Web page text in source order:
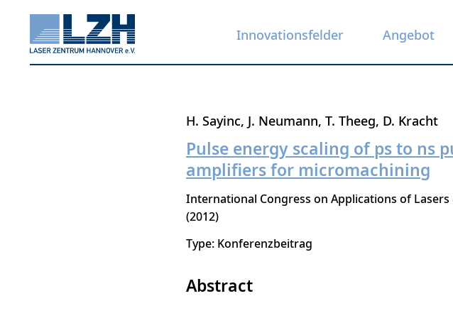
Innovationsfelder Angebot
H. Sayinc J. Neumann T. Theeg D. Kracht
Pulse energy scaling of ps to ns
amplifiers for micromachining
International Congress on Applications of Lasers
2012
Type: Konferenzbeitrag
Abstract